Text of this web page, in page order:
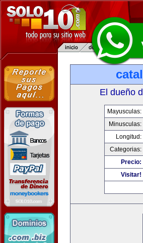
El dueño
Mayusculas:
Minusculas:
Longitud:
Categorias:
Precio:
Visitar!